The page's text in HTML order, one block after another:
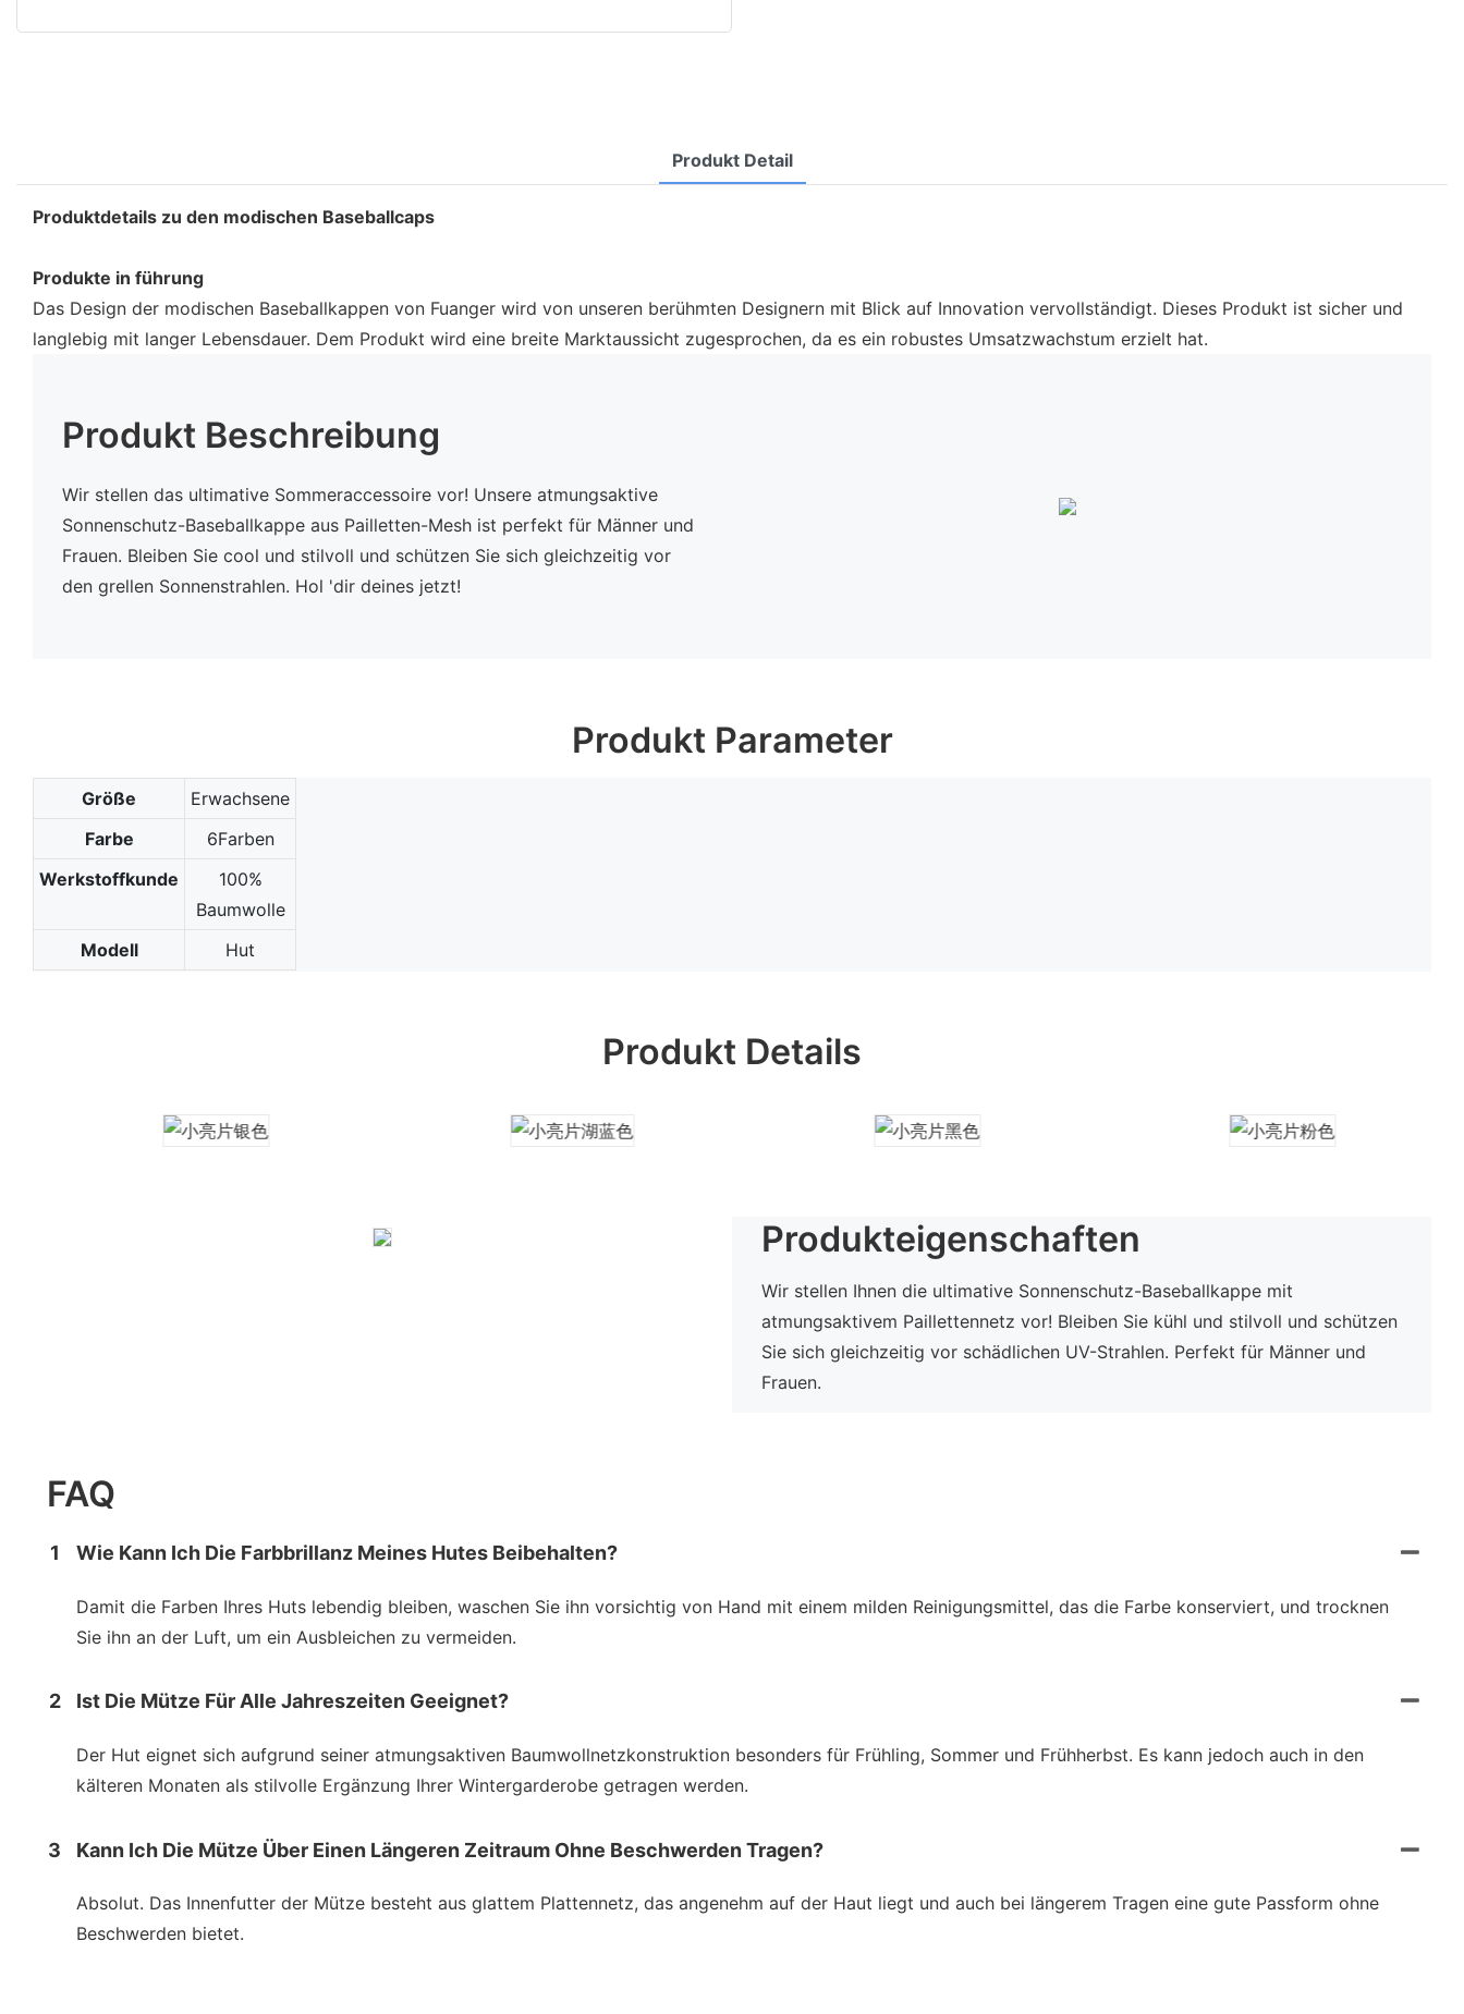
Produkt Detail
Produktdetails zu den modischen Baseballcaps
Produkte in führung
Das Design der modischen Baseballkappen von Fuanger wird von unseren berühmten Designern mit Blick auf Innovation vervollständigt. Dieses Produkt ist sicher und
langlebig mit langer Lebensdauer. Dem Produkt wird eine breite Marktaussicht zugesprochen, da es ein robustes Umsatzwachstum erzielt hat.
Produkt Beschreibung
Wir stellen das ultimative Sommeraccessoire vor! Unsere atmungsaktive
Sonnenschutz-Baseballkappe aus Pailletten-Mesh ist perfekt für Männer und
Frauen. Bleiben Sie cool und stilvoll und schützen Sie sich gleichzeitig vor
den grellen Sonnenstrahlen. Hol 'dir deines jetzt!
Produkt Parameter
Größe
Erwachsene
Farbe
6Farben
Werkstoffkunde
100%
Baumwolle
Modell
Hut
Produkt Details
Produkteigenschaften
Wir stellen Ihnen die ultimative Sonnenschutz-Baseballkappe mit
atmungsaktivem Paillettennetz vor! Bleiben Sie kühl und stilvoll und schützen
Sie sich gleichzeitig vor schädlichen UV-Strahlen. Perfekt für Männer und
Frauen.
FAQ
1 Wie Kann Ich Die Farbbrillanz Meines Hutes Beibehalten?
Damit die Farben Ihres Huts lebendig bleiben, waschen Sie ihn vorsichtig von Hand mit einem milden Reinigungsmittel, das die Farbe konserviert, und trocknen
Sie ihn an der Luft, um ein Ausbleichen zu vermeiden.
2 Ist Die Mütze Für Alle Jahreszeiten Geeignet?
Der Hut eignet sich aufgrund seiner atmungsaktiven Baumwollnetzkonstruktion besonders für Frühling, Sommer und Frühherbst. Es kann jedoch auch in den
kälteren Monaten als stilvolle Ergänzung Ihrer Wintergarderobe getragen werden.
3 Kann Ich Die Mütze Über Einen Längeren Zeitraum Ohne Beschwerden Tragen?
Absolut. Das Innenfutter der Mütze besteht aus glattem Plattennetz, das angenehm auf der Haut liegt und auch bei längerem Tragen eine gute Passform ohne
Beschwerden bietet.